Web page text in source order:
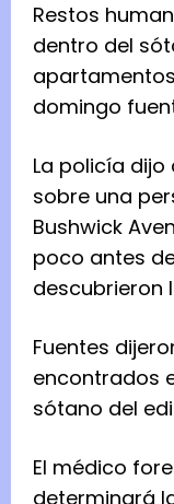
Restos
dentro del
domingo
La policía
sobre una
Bushwick
poco antes
descubrieron
Fuentes
encontrados
sótano del
El médico
determinará